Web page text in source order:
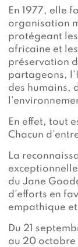
En 1977, elle
organisation
protégeant
africaine et
préservation
partageons,
des humains,
En effet, tout
Chacun
La
du Jane
d’efforts en
empathique
Du 21
au 20 octobre